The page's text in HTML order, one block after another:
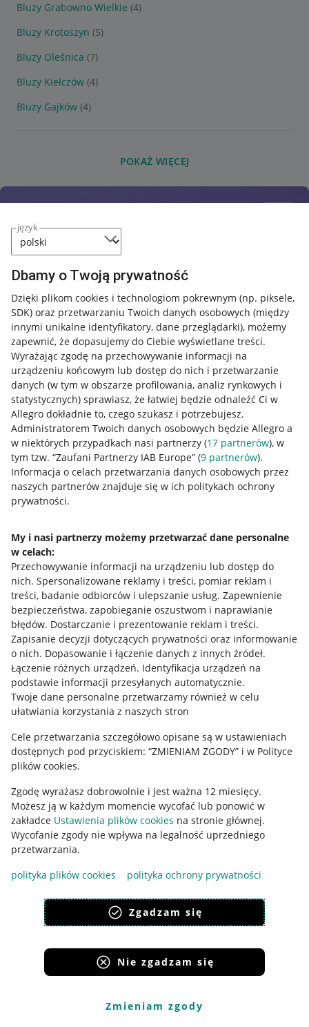
język
Dbamy o Twoją prywatność
Dzięki plikom cookies i technologiom pokrewnym (np. piksele,
SDK) oraz przetwarzaniu Twoich danych osobowych (między
innymi unikalne identyfikatory, dane przeglądarki), możemy
zapewnić, że dopasujemy do Ciebie wyświetlane treści.
Wyrażając zgodę na przechowywanie informacji na
urządzeniu końcowym lub dostęp do nich i przetwarzanie
danych (w tym w obszarze profilowania, analiz rynkowych i
statystycznych) sprawiasz, że łatwiej będzie odnaleźć Ci w
Allegro dokładnie to, czego szukasz i potrzebujesz.
Administratorem Twoich danych osobowych będzie Allegro a
w niektórych przypadkach nasi partnerzy (17 partnerów), w
tym tzw. “Zaufani Partnerzy IAB Europe” (9 partnerów).
Informacja o celach przetwarzania danych osobowych przez
naszych partnerów znajduje się w ich politykach ochrony
prywatności.
My i nasi partnerzy możemy przetwarzać dane personalne
w celach:
Przechowywanie informacji na urządzeniu lub dostęp do
nich. Spersonalizowane reklamy i treści, pomiar reklam i
treści, badanie odbiorców i ulepszanie usług. Zapewnienie
bezpieczeństwa, zapobieganie oszustwom i naprawianie
błędów. Dostarczanie i prezentowanie reklam i treści.
Zapisanie decyzji dotyczących prywatności oraz informowanie
o nich. Dopasowanie i łączenie danych z innych źródeł.
Łączenie różnych urządzeń. Identyfikacja urządzeń na
podstawie informacji przesyłanych automatycznie.
Twoje dane personalne przetwarzamy również w celu
ułatwiania korzystania z naszych stron
Cele przetwarzania szczegółowo opisane są w ustawieniach
dostępnych pod przyciskiem: “ZMIENIAM ZGODY” i w Polityce
plików cookies.
Zgodę wyrażasz dobrowolnie i jest ważna 12 miesięcy.
Możesz ją w każdym momencie wycofać lub ponowić w
zakładce Ustawienia plików cookies na stronie głównej.
Wycofanie zgody nie wpływa na legalność uprzedniego
przetwarzania.
polityka plików cookies
polityka ochrony prywatności
Zgadzam się
Nie zgadzam się
Zmieniam zgody
Bluzy Grabowno Wielkie (4)
Bluzy Krotoszyn (5)
Bluzy Oleśnica (7)
Bluzy Kiełczów (4)
Bluzy Gajków (4)
POKAŻ WIĘCEJ
Przydatne informacje
Jak to działa
Allegro Gadane dla sprzedających
Allegro Gadane dla kupujących
Mapa miejscowości
Informacje prawne
Regulamin
Polityka plików "cookies"
Ustawienia plików "cookies"
Udostępnianie lokalizacji
Informacje dla Aktu o Usługach Cyfrowych
Pobierz aplikację
Korzystanie z serwisu oznacza akceptacjęregulaminu